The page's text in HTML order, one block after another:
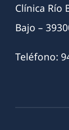
Clínica Río
Bajo –
Teléfono: